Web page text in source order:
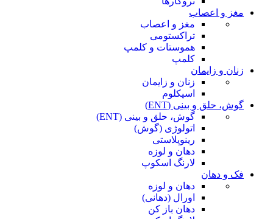
مغز و اعصاب
مغز و اعصاب
تراکستومی
هموستات و کلمپ
کلمپ
زنان و زایمان
زنان و زایمان
اسپکلوم
گوش، حلق و بینی (ENT)
گوش، حلق و بینی (ENT)
اتولوژی (گوش)
رینوپلاستی
دهان و لوزه
لارنگ اسکوپ
فک و دهان
دهان و لوزه
اورال (دهانی)
دهان باز کن